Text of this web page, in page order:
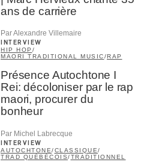
ans de carrière
Par Alexandre Villemaire
INTERVIEW
HIP HOP /
MAORI TRADITIONAL MUSIC/RAP
Présence Autochtone I
Rei: décoloniser par le rap
maori, procurer du
bonheur
Par Michel Labrecque
INTERVIEW
AUTOCHTONE/CLASSIQUE/
TRAD QUÉBÉCOIS/TRADITIONNEL